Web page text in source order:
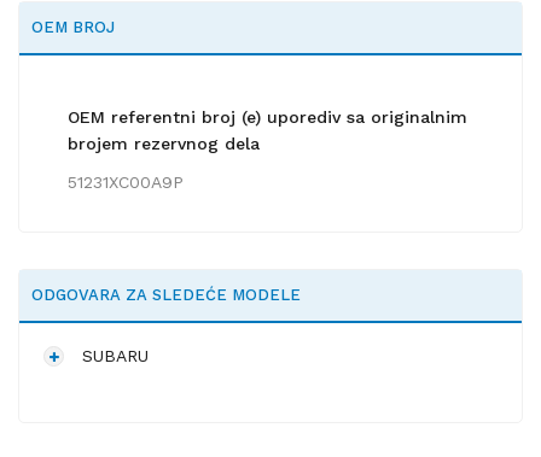
OEM BROJ
OEM referentni broj (e) uporediv sa originalnim
brojem rezervnog dela
51231XC00A9P
ODGOVARA ZA SLEDEĆE MODELE
SUBARU